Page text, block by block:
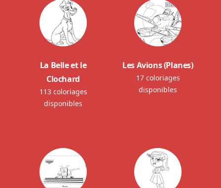
La Belle et le
Clochard
113 coloriages
disponibles
Les Avions (Planes)
17 coloriages
disponibles